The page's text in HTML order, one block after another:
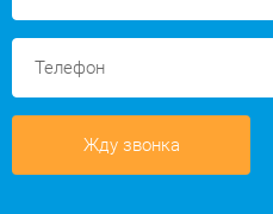
Жду звонка